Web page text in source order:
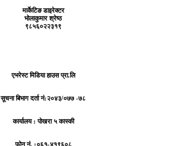
मार्केटिङ डाइरेक्टर
भोलाकुमार श्रेष्ठ
९८५६०२२३१९
एभरेस्ट मिडिया हाउस प्रा.लि
सूचना बिभाग दर्ता नं:२०४३/०७७ -७८
कार्यालय :पोखरा ५ कास्की
फोन नं. :०६१-४१९६०८